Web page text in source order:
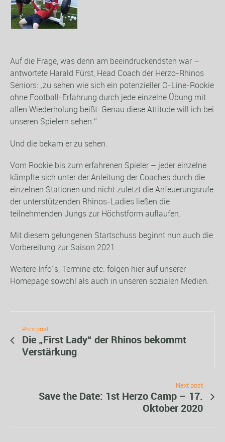
Auf die Frage, was denn am beeindruckendsten war –
antwortete Harald Fürst, Head Coach der Herzo-Rhinos
Seniors: „zu sehen wie sich ein potenzieller O-Line-Rookie
ohne Football-Erfahrung durch jede einzelne Übung mit
allen Wiederholung beißt. Genau diese Attitude will ich bei
unseren Spielern sehen.“
Und die bekam er zu sehen.
Vom Rookie bis zum erfahrenen Spieler – jeder einzelne
kämpfte sich unter der Anleitung der Coaches durch die
einzelnen Stationen und nicht zuletzt die Anfeuerungsrufe
der unterstützenden Rhinos-Ladies ließen die
teilnehmenden Jungs zur Höchstform auflaufen.
Mit diesem gelungenen Startschuss beginnt nun auch die
Vorbereitung zur Saison 2021.
Weitere Info´s, Termine etc. folgen hier auf unserer
Homepage sowohl als auch in unseren sozialen Medien.
Prev post
Die „First Lady“ der Rhinos bekommt
Verstärkung
Next post
Save the Date: 1st Herzo Camp – 17.
Oktober 2020